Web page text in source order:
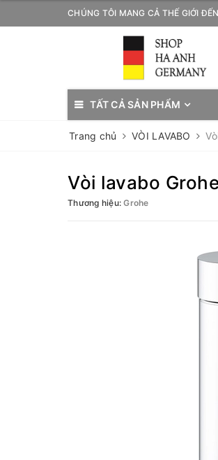
CHÚNG TÔI MANG CẢ THẾ GIỚI
TẤT CẢ SẢN PHẨM
Trang chủ VÒI LAVABO
Vòi lavabo
Thương hiệu:Grohe